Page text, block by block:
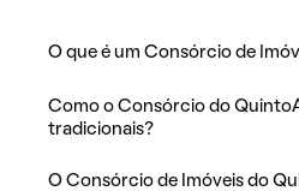
O que é um Consórcio de
Como o Consórcio do
tradicionais?
O Consórcio de Imóveis do